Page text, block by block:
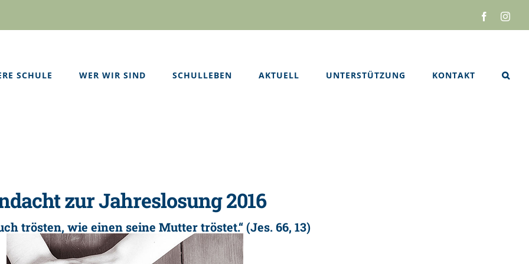
Facebook
SCHULE WER WIR SIND SCHULLEBEN AKTUELL UNTERSTÜTZUNG KONTAKT
zur Jahreslosung 2016
trösten, wie einen seine Mutter tröstet.“ (Jes. 66, 13)